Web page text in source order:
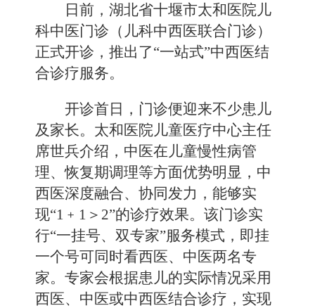
日前，湖北省十堰市太和医院儿
科中医门诊（儿科中西医联合门诊）
正式开诊，推出了“一站式”中西医结
合诊疗服务。
开诊首日，门诊便迎来不少患儿
及家长。太和医院儿童医疗中心主任
席世兵介绍，中医在儿童慢性病管
理、恢复期调理等方面优势明显，中
西医深度融合、协同发力，能够实
现“1﹢1＞2”的诊疗效果。该门诊实
行“一挂号、双专家”服务模式，即挂
一个号可同时看西医、中医两名专
家。专家会根据患儿的实际情况采用
西医、中医或中西医结合诊疗，实现